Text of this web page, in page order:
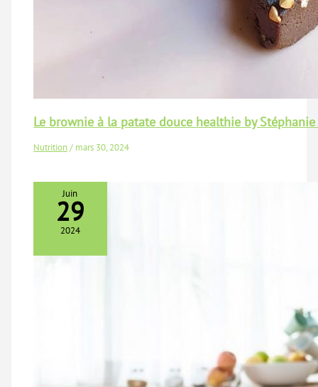
Le brownie à la patate douce healthie by
Nutrition/ mars 30, 2024
Juin
29
2024